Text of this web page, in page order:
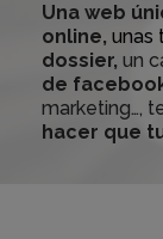
Una web
online, unas
dossier, un
de
marketing…,
hacer que